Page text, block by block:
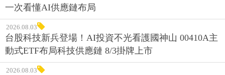
一次看懂AI供應鏈布局
2026.08.03
台股科技新兵登場！AI投資不光看護國神山 00410A主
動式ETF布局科技供應鏈 8/3掛牌上市
2026.08.03